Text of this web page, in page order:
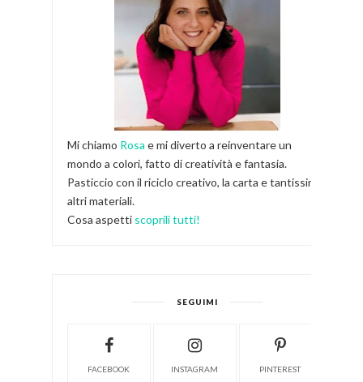
Mi chiamo Rosa e mi diverto a reinventare un
mondo a colori, fatto di creatività e fantasia.
Pasticcio con il riciclo creativo, la carta e tantissimi
altri materiali.
Cosa aspetti scoprili tutti!
SEGUIMI
FACEBOOK INSTAGRAM PINTEREST